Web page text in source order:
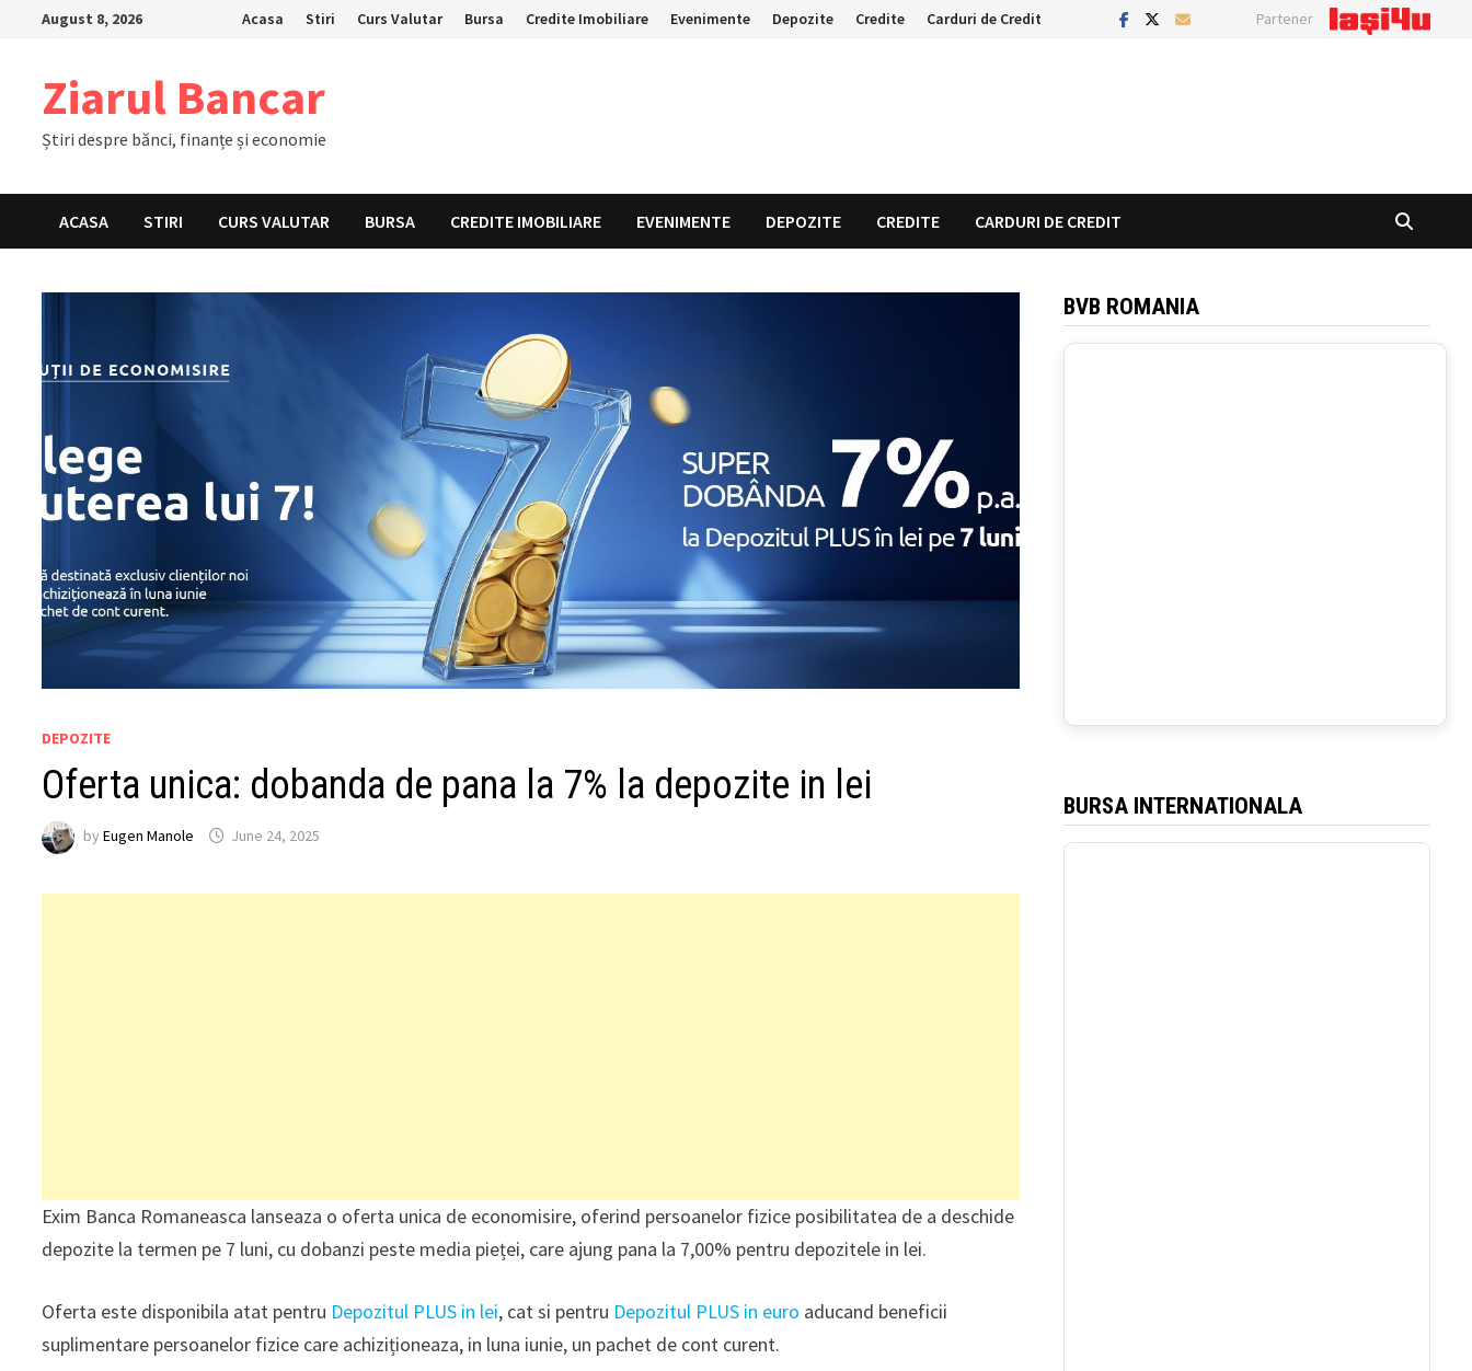
August 8, 2026 Acasa Stiri Curs Valutar Bursa Credite Imobiliare Evenimente Depozite Credite Carduri de Credit Partener
Ziarul Bancar
Știri despre bănci, finanțe și economie
ACASA STIRI CURS VALUTAR BURSA CREDITE IMOBILIARE EVENIMENTE DEPOZITE CREDITE CARDURI DE CREDIT
DEPOZITE
Oferta unica: dobanda de pana la 7% la depozite in lei
byEugen Manole June 24, 2025
Exim Banca Romaneasca lanseaza o oferta unica de economisire, oferind persoanelor fizice posibilitatea de a deschide
depozite la termen pe 7 luni, cu dobanzi peste media pieței, care ajung pana la 7,00% pentru depozitele in lei.
Oferta este disponibila atat pentru Depozitul PLUS in lei, cat si pentru Depozitul PLUS in euro aducand beneficii
suplimentare persoanelor fizice care achiziționeaza, in luna iunie, un pachet de cont curent.
BVB ROMANIA
BURSA INTERNATIONALA